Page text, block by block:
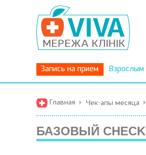
Запись на прием Взрослым
Главная Чек-апы месяца
БАЗОВЫЙ